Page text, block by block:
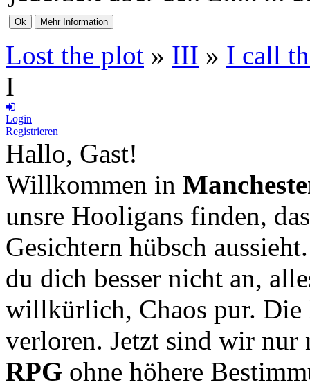
Lost the plot » III » I call
I
Login
Registrieren
Hallo, Gast!
Willkommen in
unsre Hooligans finden,
Gesichtern hübsch
du dich besser nicht an,
willkürlich, Chaos pur. Die
verloren. Jetzt sind wir nur
RPG ohne höhere